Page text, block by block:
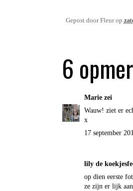
Gepost doorFleur op
6
Mariezei
Wauw! ziet er
x
17 september
lily de
op dien eerste
ze zijn er lijk